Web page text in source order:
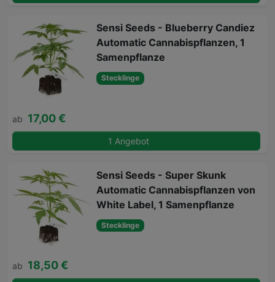
Sensi Seeds - Blueberry Candiez
Automatic Cannabispflanzen, 1
Samenpflanze
Stecklinge
ab 17,00 €
1 Angebot
Sensi Seeds - Super Skunk
Automatic Cannabispflanzen von
White Label, 1 Samenpflanze
Stecklinge
ab 18,50 €